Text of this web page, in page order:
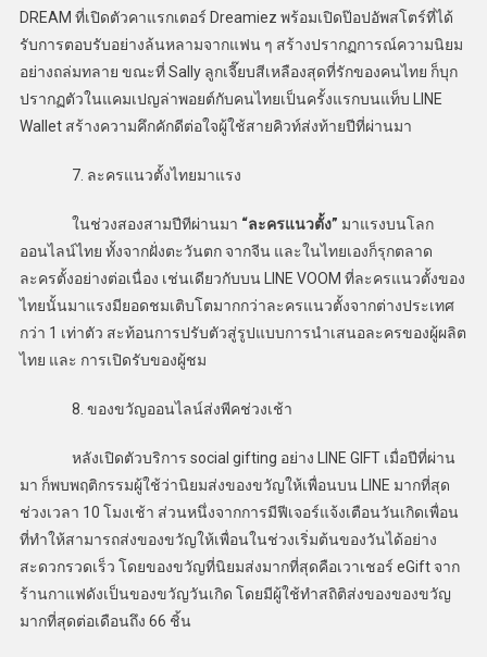
DREAM ที่เปิดตัวคาแรกเตอร์ Dreamiez พร้อมเปิดป๊อปอัพสโตร์ที่ได้
รับการตอบรับอย่างล้นหลามจากแฟน ๆ สร้างปรากฏการณ์ความนิยม
อย่างถล่มทลาย ขณะที่ Sally ลูกเจี๊ยบสีเหลืองสุดที่รักของคนไทย ก็บุก
ปรากฏตัวในแคมเปญล่าพอยต์กับคนไทยเป็นครั้งแรกบนแท็บ LINE
Wallet สร้างความคึกคักดีต่อใจผู้ใช้สายคิวท์ส่งท้ายปีที่ผ่านมา
7. ละครแนวตั้งไทยมาแรง
ในช่วงสองสามปีทีผ่านมา “ละครแนวตั้ง” มาแรงบนโลก
ออนไลน์ไทย ทั้งจากฝั่งตะวันตก จากจีน และในไทยเองก็รุกตลาด
ละครตั้งอย่างต่อเนื่อง เช่นเดียวกับบน LINE VOOM ที่ละครแนวตั้งของ
ไทยนั้นมาแรงมียอดชมเติบโตมากกว่าละครแนวตั้งจากต่างประเทศ
กว่า 1 เท่าตัว สะท้อนการปรับตัวสู่รูปแบบการนำเสนอละครของผู้ผลิต
ไทย และ การเปิดรับของผู้ชม
8. ของขวัญออนไลน์ส่งพีคช่วงเช้า
หลังเปิดตัวบริการ social gifting อย่าง LINE GIFT เมื่อปีที่ผ่าน
มา ก็พบพฤติกรรมผู้ใช้ว่านิยมส่งของขวัญให้เพื่อนบน LINE มากที่สุด
ช่วงเวลา 10 โมงเช้า ส่วนหนึ่งจากการมีฟีเจอร์แจ้งเตือนวันเกิดเพื่อน
ที่ทำให้สามารถส่งของขวัญให้เพื่อนในช่วงเริ่มต้นของวันได้อย่าง
สะดวกรวดเร็ว โดยของขวัญที่นิยมส่งมากที่สุดคือเวาเชอร์ eGift จาก
ร้านกาแฟดังเป็นของขวัญวันเกิด โดยมีผู้ใช้ทำสถิติส่งของของขวัญ
มากที่สุดต่อเดือนถึง 66 ชิ้น